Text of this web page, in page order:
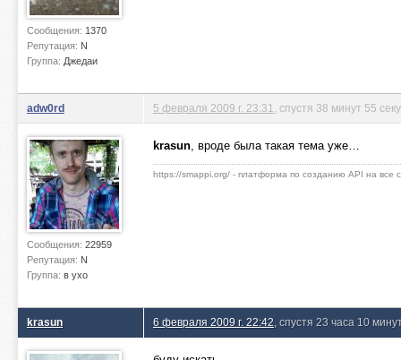
Сообщения: 1370
Репутация: N
Группа: Джедаи
adw0rd
Сообщения: 22959
Репутация: N
Группа: в ухо
5 февраля 2009 г. 23:31 , спустя 38 минут 55
krasun, вроде была такая тема уже…
https://smappi.org/ - платформа по созданию API на все
krasun 6 февраля 2009 г. 22:42 , спустя 23 часа 10